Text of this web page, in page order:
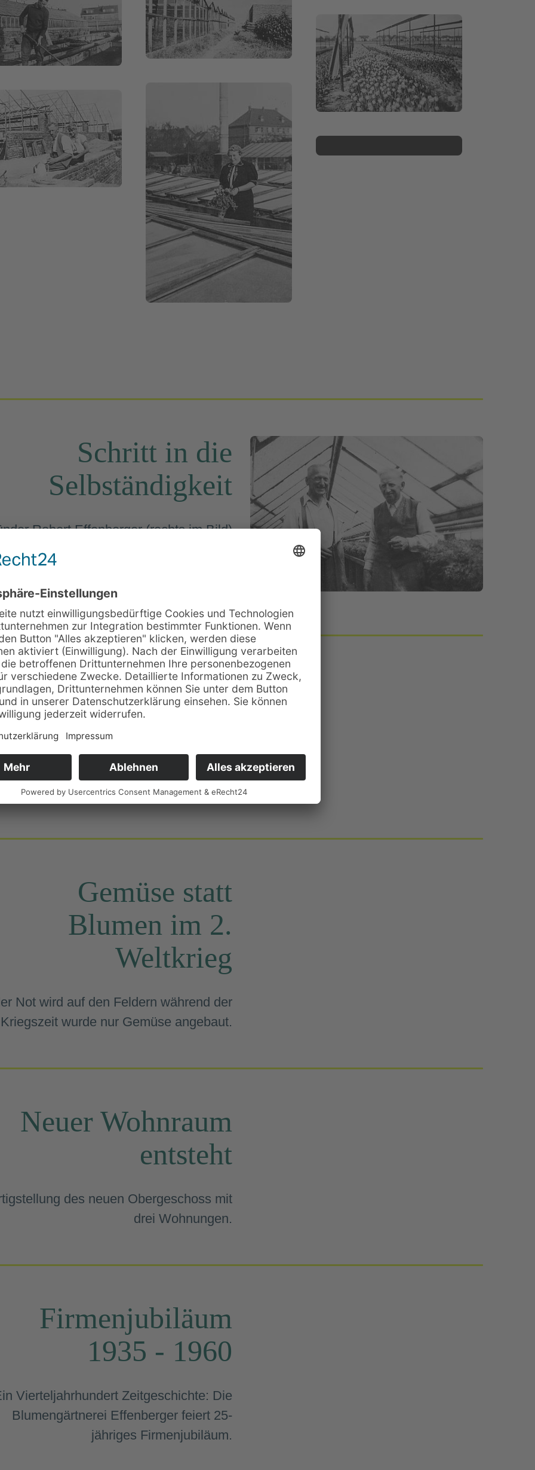
Schritt in die
Selbständigkeit
Robert Effenberger (rechts im Bild)
den Schritt in die Selbständigkeit und
die "Alte Brauerei“ in Zündorf in die
"Robert Effenberger" um.
Grund­stein­legung
des heutigen Betriebs im
Tulpenweg. Nach dem Bau von
Gewächshäusern folgte der Bau eines
Wohnhauses.
Gemüse statt
Blumen im 2.
Weltkrieg
Not wird auf den Feldern während der
Kriegszeit wurde nur Gemüse angebaut.
Neuer Wohnraum
entsteht
des neuen Obergeschoss mit
drei Wohnungen.
Firmenjubiläum
1935 - 1960
Vierteljahrhundert Zeitgeschichte: Die
Blumengärtnerei Effenberger feiert 25-
jähriges Firmenjubiläum.